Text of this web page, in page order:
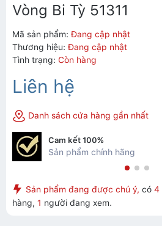
Vòng Bi Tỳ 51311
Mã sản phẩm: Đang cập nhật
Thương hiệu: Đang cập nhật
Tình trạng: Còn hàng
Liên hệ
Danh sách cửa hàng gần nhất
Cam kết 100%
Sản phẩm chính hãng
Sản phẩm đang được chú ý, có 4
hàng, 1 người đang xem.